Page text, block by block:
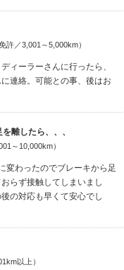
許／3,001～5,000km）
ィーラーさんに行ったら、
連絡。可能との事、後はお
離したら、、、
～10,000km）
変わったのでブレーキから足
らず接触してしまいまし
の対応も早くて安心でし
以上）